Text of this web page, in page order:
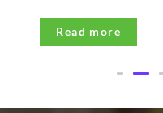
Read more